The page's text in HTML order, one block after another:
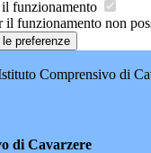
funzionamento
il funzionamento non
preferenze
Comprensivo di
di Cavarzere